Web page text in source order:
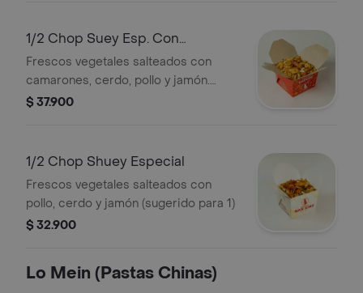
1/2 Chop Suey Esp. Con
Camarón
Frescos vegetales salteados con
camarones, cerdo, pollo y jamón.
(sugerido para 1)
$ 37.900
1/2 Chop Shuey Especial
Frescos vegetales salteados con
pollo, cerdo y jamón (sugerido para 1)
$ 32.900
Lo Mein (Pastas Chinas)